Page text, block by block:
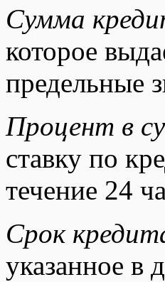
Сумма
которое
предельные
Процент в
ставку по
течение 24
Срок
указанное в